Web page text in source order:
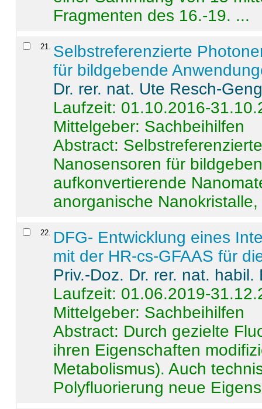
Fragmenten des 16.-19. ...
21
Selbstreferenzierte
für bildgebende
Dr. rer. nat. Ute Resch-
Laufzeit: 01.10.2016-
Mittelgeber: Sachbeihilfen
Abstract:
Nanosensoren für
aufkonvertierende
anorganische
22
DFG- Entwicklung eines
mit der HR-cs-GFAAS für
Priv.-Doz. Dr. rer. nat.
Laufzeit: 01.06.2019-
Mittelgeber: Sachbeihilfen
Abstract: Durch gezielte
ihren Eigenschaften
Metabolismus). Auch
Polyfluorierung neue